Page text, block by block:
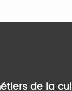
de la